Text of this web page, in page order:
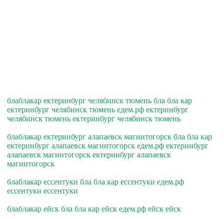
блаблакар ектеринбург челябинск тюмень бла бла кар
ектеринбург челябинск тюмень едем.рф ектеринбург
челябинск тюмень ектеринбург челябинск тюмень
блаблакар ектеринбург алапаевск магнитогорск бла бла кар
ектеринбург алапаевск магнитогорск едем.рф ектеринбург
алапаевск магнитогорск ектеринбург алапаевск
магнитогорск
блаблакар ессентуки бла бла кар ессентуки едем.рф
ессентуки ессентуки
блаблакар ейск бла бла кар ейск едем.рф ейск ейск